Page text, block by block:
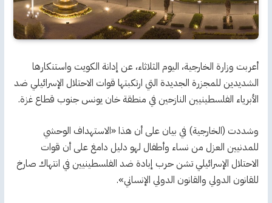
أعربت وزارة الخارجية، اليوم الثلاثاء، عن إدانة الكويت واستنكارها
الشديدين للمجزرة الجديدة التي ارتكبتها قوات الاحتلال الإسرائيلي ضد
الأبرياء الفلسطينيين النازحين في منطقة خان يونس جنوب قطاع غزة.
وشددت (الخارجية) في بيان على أن هذا «الاستهداف الوحشي
للمدنيين العزل من نساء وأطفال لهو دليل دامغ على أن قوات
الاحتلال الإسرائيلي تشن حرب إبادة ضد الفلسطينيين في انتهاك صارخ
للقانون الدولي والقانون الدولي الإنساني».